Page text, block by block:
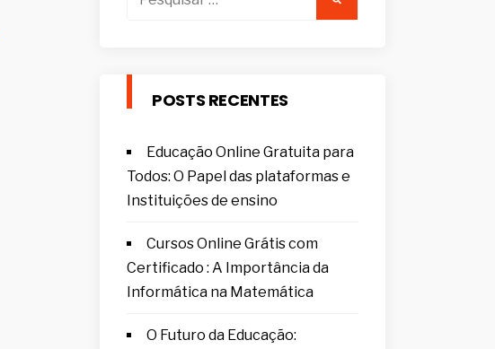
POSTS RECENTES
Educação Online Gratuita para
Todos: O Papel das plataformas e
Instituições de ensino
Cursos Online Grátis com
Certificado : A Importância da
Informática na Matemática
O Futuro da Educação: